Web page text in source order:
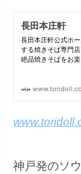
神戸発のソ